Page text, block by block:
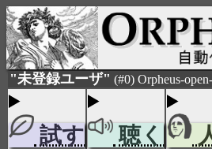
"未登録ユーザ" (#0) Orpheus-
試す 聴く